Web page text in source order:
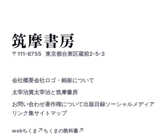
〒111-8755 東京都台東区蔵前2-5-3
会社概要会社ロゴ・銘板について
太宰治賞太宰治と筑摩書房
お問い合わせ著作権について出版目録ソーシャルメディア
リンク集サイトマップ
webちくま
ちくまの教科書